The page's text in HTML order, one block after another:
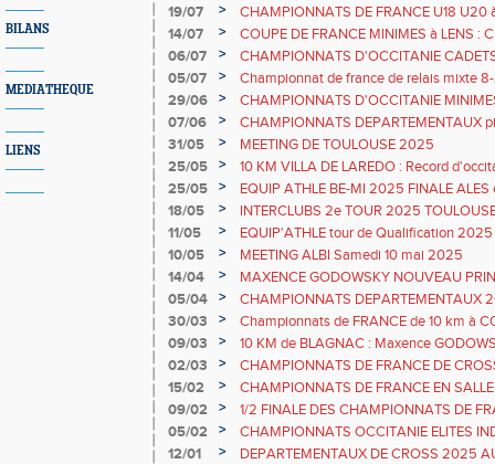
BILANS
MEDIATHEQUE
LIENS
19/07
>
CHAMPIONNATS DE FRANCE U18 U20
14/07
>
COUPE DE FRANCE MINIMES à LENS :
sur le 2000m.
06/07 >
CHAMPIONNATS D'OCCITANIE
triplé
05/07 >
Championnat de france de relais mixte
championne de FRANCE à OBERNAI
29/06 >
CHAMPIONNATS D'OCCITANIE
Clara DRAPEAU
07/06 >
CHAMPIONNATS DEPARTEMENTAUX
TOULOUSE
31/05 >
MEETING DE TOULOUSE 2025
25/05
>
10 KM VILLA DE LAREDO : Record
GODOWSKY
25/05 >
EQUIP ATHLE BE-MI 2025 FINALE ALES
18/05
>
INTERCLUBS 2e TOUR 2025
11/05
>
EQUIP'ATHLE tour de Qualification 2025
10/05
>
MEETING ALBI Samedi 10 mai 2025
14/04
>
MAXENCE GODOWSKY NOUVEAU
05/04
>
CHAMPIONNATS DEPARTEMENTAUX
et MONTAUBAN
30/03 >
Championnats de FRANCE de 10 km à
Athlétisme
09/03 >
10 KM de BLAGNAC : Maxence
PERFORMENT
02/03 >
CHAMPIONNATS DE FRANCE DE
15/02
>
CHAMPIONNATS DE FRANCE EN
09/02
>
1/2 FINALE DES CHAMPIONNATS DE
05/02
>
CHAMPIONNATS OCCITANIE ELITES
12/01
>
DEPARTEMENTAUX DE CROSS 2025